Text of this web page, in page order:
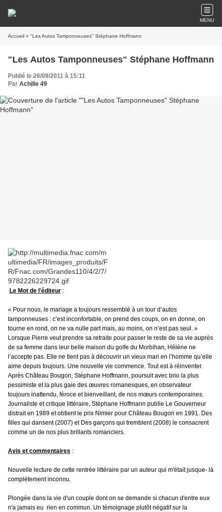
MENU
Accueil » "Les Autos Tamponneuses" Stéphane Hoffmann
"Les Autos Tamponneuses" Stéphane Hoffmann
Publié le 26/09/2011 à 15:11
Par Achille 49
Le Mot de l'éditeur :
« Pour nous, le mariage a toujours ressemblé à un tour d’autos
tamponneuses : c’est inconfortable, on prend des coups, on en donne, on
tourne en rond, on ne va nulle part mais, au moins, on n’est pas seul. »
Lorsque Pierre veut prendre sa retraite pour passer le reste de sa vie auprès
de sa femme dans leur belle maison du golfe du Morbihan, Hélène ne
l’accepte pas. Elle ne tient pas à découvrir un vieux mari en l’homme qu’elle
aime depuis toujours. Une nouvelle vie commence. Tout est à réinventer.
Après Château Bougon, Stéphane Hoffmann, poursuit avec brio la plus
pessimiste et la plus gaie des œuvres romanesques, en observateur
toujours inattendu, féroce et bienveillant, de nos mœurs contemporaines.
Journaliste et critique littéraire, Stéphane Hoffmann publie Le Gouverneur
distrait en 1989 et obtient le prix Nimier pour Château Bougon en 1991. Des
filles qui dansent (2007) et Des garçons qui tremblent (2008) le consacrent
comme un de nos plus brillants romanciers.
Avis et commentaires :
Nouvelle lecture de cette rentrée littéraire par un auteur qui m'était jusque- là
complètement inconnu.
Plongée dans la vie d'un couple dont on se demande si chacun d'entre eux
n'a jamais eu rien en commun. Un témoignage plutôt négatif sur la